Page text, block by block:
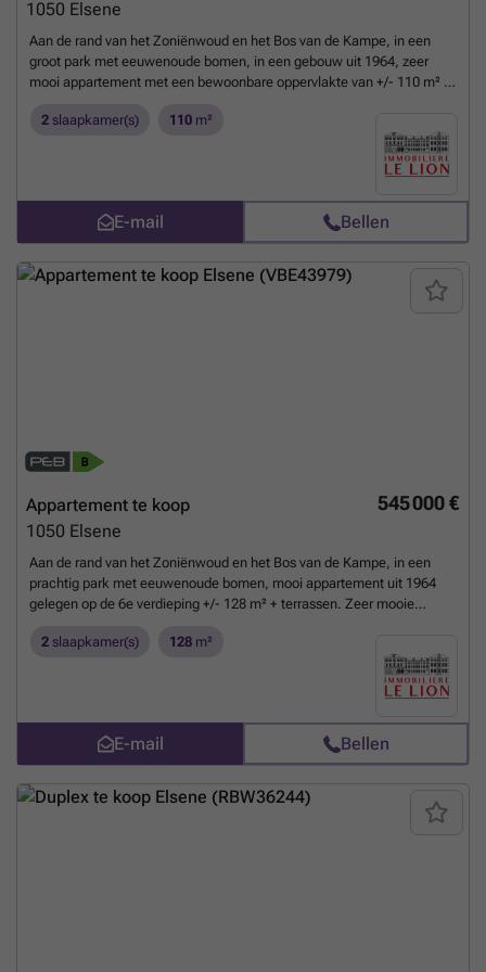
1050 Elsene
Aan de rand van het Zoniënwoud en het Bos van de Kampe, in een
groot park met eeuwenoude bomen, in een gebouw uit 1964, zeer
mooi appartement met een bewoonbare oppervlakte van +/- 110 m² +
gastentoilet, een ruime, zeer lichte woonkamer met parketvloer en
open haard die uitkomt op een mooi terras met een mooi vrij uitzicht,
doucheruimte. Wasruimte. 2 grote terrassen, grote kelder, garagebox.
Tennis, overdekt zwembad. EPC E
2 slaapkamer(s) 110 m²
E-mail Bellen
545 000 €
Appartement te koop
1050 Elsene
Aan de rand van het Zoniënwoud en het Bos van de Kampe, in een
prachtig park met eeuwenoude bomen, mooi appartement uit 1964
gelegen op de 6e verdieping +/- 128 m² + terrassen. Zeer mooie
binnenzwembad, gemeenschappelijke wasruimte. EPC D
2 slaapkamer(s) 128 m²
E-mail Bellen